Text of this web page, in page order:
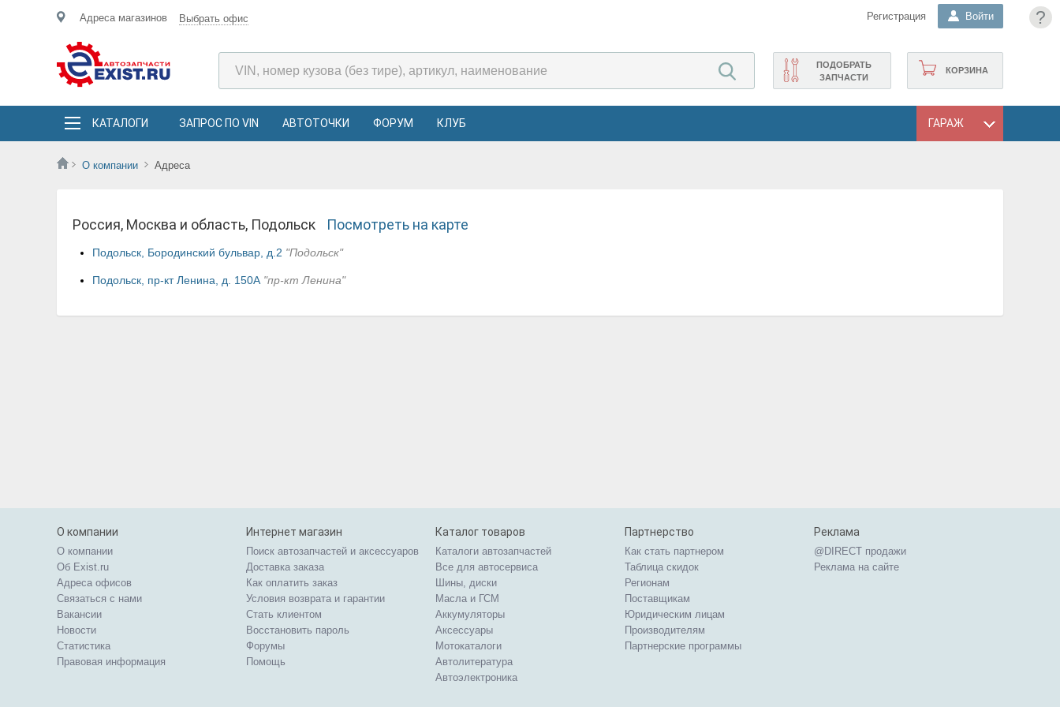
?
Адреса магазинов Выбрать офис Регистрация Войти
КОРЗИНА
ПОДОБРАТЬ
ЗАПЧАСТИ
КАТАЛОГИ ЗАПРОС ПО VIN АВТОТОЧКИ ФОРУМ КЛУБ ГАРАЖ
О компании Адреса
Россия, Москва и область, Подольск Посмотреть на карте
Подольск, Бородинский бульвар, д.2 "Подольск"
Подольск, пр-кт Ленина, д. 150А "пр-кт Ленина"
О компании
О компании
Об Exist.ru
Адреса офисов
Связаться с нами
Вакансии
Новости
Статистика
Правовая информация
Интернет магазин
Поиск автозапчастей и аксессуаров
Доставка заказа
Как оплатить заказ
Условия возврата и гарантии
Стать клиентом
Восстановить пароль
Форумы
Помощь
Каталог товаров
Каталоги автозапчастей
Все для автосервиса
Шины, диски
Масла и ГСМ
Аккумуляторы
Аксессуары
Мотокаталоги
Автолитература
Автоэлектроника
Партнерство
Как стать партнером
Таблица скидок
Регионам
Поставщикам
Юридическим лицам
Производителям
Партнерские программы
Реклама
@DIRECT продажи
Реклама на сайте